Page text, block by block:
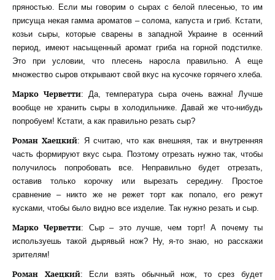
пряностью. Если мы говорим о сырах с белой плесенью, то им
присуща некая гамма ароматов – солома, капуста и гриб. Кстати,
козьи сыры, которые сварены в западной Украине в осенний
период, имеют насыщенный аромат гриба на горной подстилке.
Это при условии, что плесень наросла правильно. А еще
множество сыров открывают свой вкус на кусочке горячего хлеба.
Марко Черветти: Да, температура сыра очень важна! Лучше
вообще не хранить сыры в холодильнике. Давай же что-нибудь
попробуем! Кстати, а как правильно резать сыр?
Роман Хаецкий: Я считаю, что как внешняя, так и внутренняя
часть формируют вкус сыра. Поэтому отрезать нужно так, чтобы
получилось попробовать все. Неправильно будет отрезать,
оставив только корочку или вырезать середину. Простое
сравнение – никто же не режет торт как попало, его режут
кусками, чтобы было видно все изделие. Так нужно резать и сыр.
Марко Черветти: Сыр – это лучше, чем торт! А почему ты
используешь такой дырявый нож? Ну, я-то знаю, но расскажи
зрителям!
Роман Хаецкий: Если взять обычный нож, то срез будет